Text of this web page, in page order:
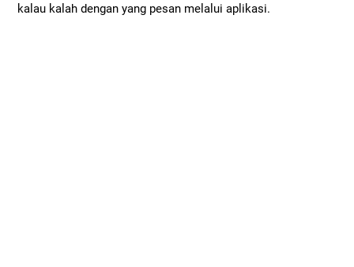
kalau kalah dengan yang pesan melalui aplikasi.